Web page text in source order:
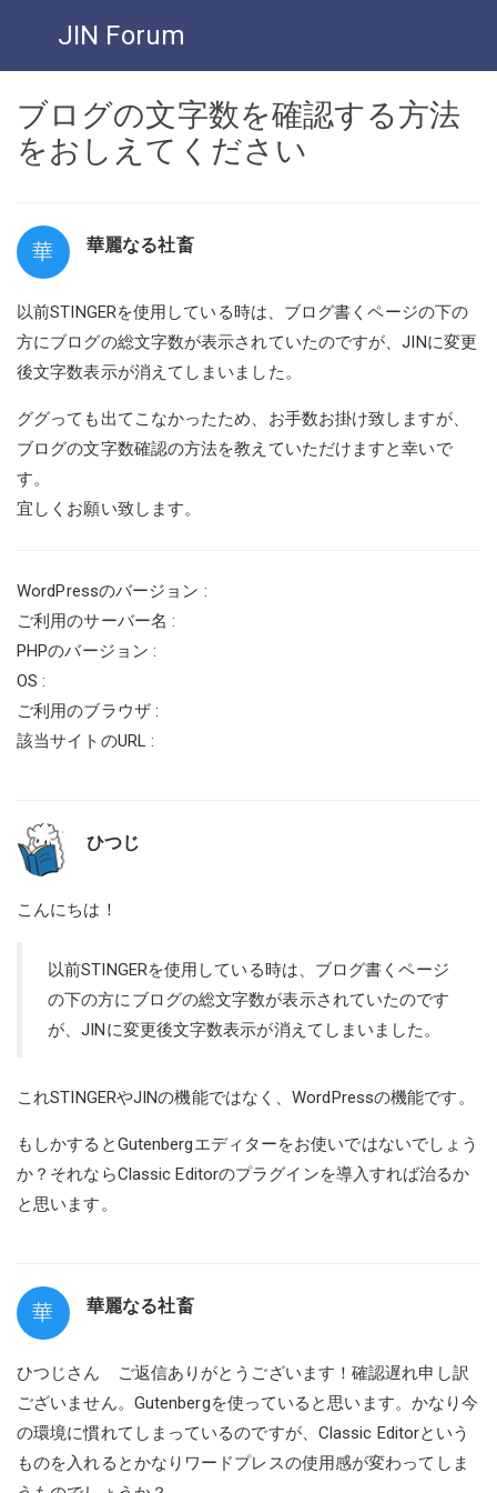
JIN Forum
ブログの文字数を確認する方法
をおしえてください
華 華麗なる社畜
以前STINGERを使用している時は、ブログ書くページの下の
方にブログの総文字数が表示されていたのですが、JINに変更
後文字数表示が消えてしまいました。
ググっても出てこなかったため、お手数お掛け致しますが、
ブログの文字数確認の方法を教えていただけますと幸いで
す。
宜しくお願い致します。
WordPressのバージョン :
ご利用のサーバー名 :
PHPのバージョン :
OS :
ご利用のブラウザ :
該当サイトのURL :
ひつじ
こんにちは！
以前STINGERを使用している時は、ブログ書くページ
の下の方にブログの総文字数が表示されていたのです
が、JINに変更後文字数表示が消えてしまいました。
これSTINGERやJINの機能ではなく、WordPressの機能です。
もしかするとGutenbergエディターをお使いではないでしょう
か？それならClassic Editorのプラグインを導入すれば治るか
と思います。
華 華麗なる社畜
ひつじさん ご返信ありがとうございます！確認遅れ申し訳
ございません。Gutenbergを使っていると思います。かなり今
の環境に慣れてしまっているのですが、Classic Editorという
ものを入れるとかなりワードプレスの使用感が変わってしま